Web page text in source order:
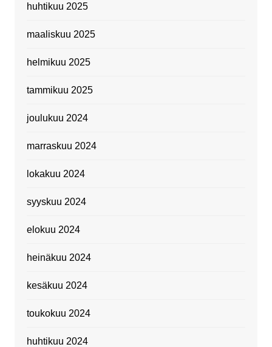
huhtikuu 2025
maaliskuu 2025
helmikuu 2025
tammikuu 2025
joulukuu 2024
marraskuu 2024
lokakuu 2024
syyskuu 2024
elokuu 2024
heinäkuu 2024
kesäkuu 2024
toukokuu 2024
huhtikuu 2024